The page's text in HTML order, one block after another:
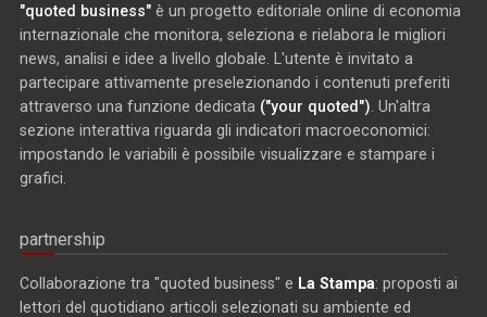
"quoted business" è un progetto editoriale online di economia
internazionale che monitora, seleziona e rielabora le migliori
news, analisi e idee a livello globale. L'utente è invitato a
partecipare attivamente preselezionando i contenuti preferiti
attraverso una funzione dedicata ("your quoted") . Un'altra
sezione interattiva riguarda gli indicatori macroeconomici:
impostando le variabili è possibile visualizzare e stampare i
grafici.
partnership
Collaborazione tra "quoted business" e La Stampa: proposti ai
lettori del quotidiano articoli selezionati su ambiente ed